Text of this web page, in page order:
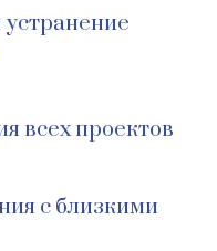
всех проектов
с близкими